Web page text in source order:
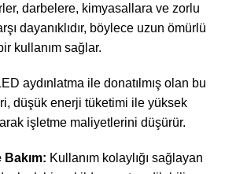
darbelere, kimyasallara ve zorlu
dayanıklıdır, böylece uzun ömürlü
kullanım sağlar.
aydınlatma ile donatılmış olan bu
düşük enerji tüketimi ile yüksek
işletme maliyetlerini düşürür.
Kullanım kolaylığı sağlayan